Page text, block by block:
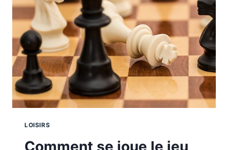
HIPPIQUE
LOISIRS
Comment se joue le jeu